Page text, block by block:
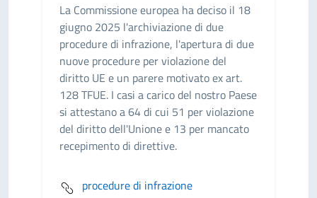
La Commissione europea ha deciso il 18
giugno 2025 l'archiviazione di due
procedure di infrazione, l'apertura di due
nuove procedure per violazione del
diritto UE e un parere motivato ex art.
128 TFUE. I casi a carico del nostro Paese
si attestano a 64 di cui 51 per violazione
del diritto dell'Unione e 13 per mancato
recepimento di direttive.
procedure di infrazione